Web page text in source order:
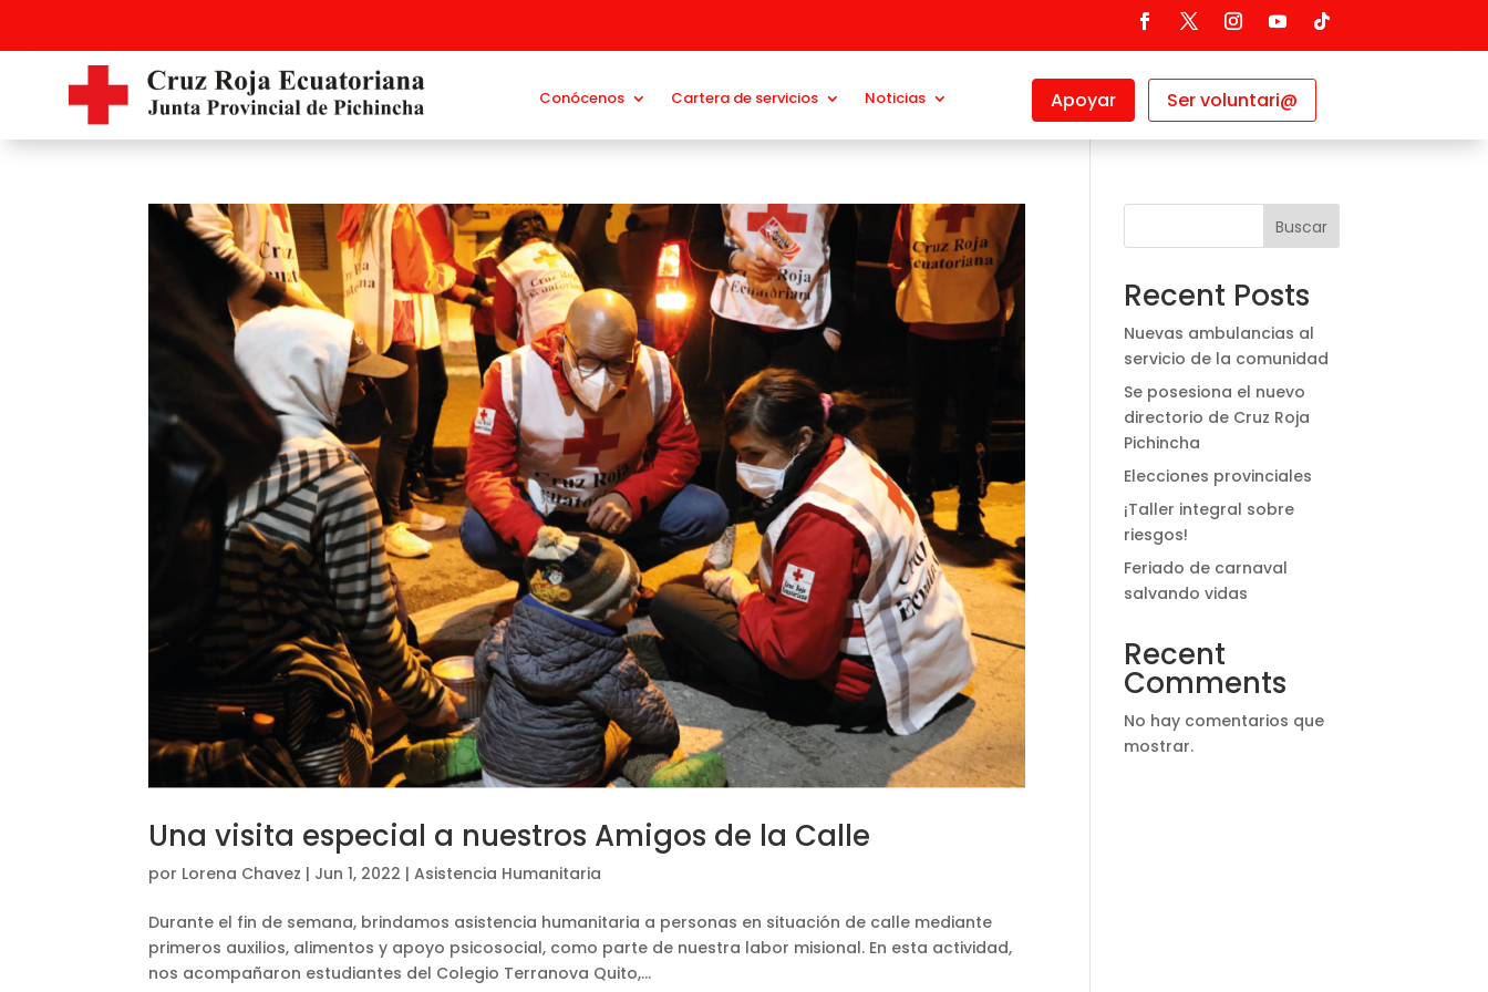
Conócenos Cartera de servicios Noticias Apoyar Ser voluntari@
Una visita especial a nuestros Amigos de la Calle
por Lorena Chavez | Jun 1, 2022 |Asistencia Humanitaria
Durante el fin de semana, brindamos asistencia humanitaria a personas en situación de calle mediante
primeros auxilios, alimentos y apoyo psicosocial, como parte de nuestra labor misional. En esta actividad,
nos acompañaron estudiantes del Colegio Terranova Quito,...
Buscar
Recent Posts
Nuevas ambulancias al
servicio de la comunidad
Se posesiona el nuevo
directorio de Cruz Roja
Pichincha
Elecciones provinciales
¡Taller integral sobre
riesgos!
Feriado de carnaval
salvando vidas
Recent
Comments
No hay comentarios que
mostrar.